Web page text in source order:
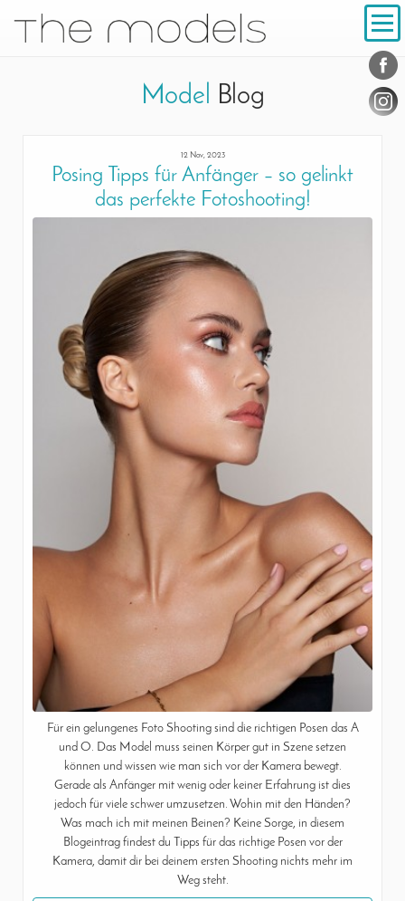
Navigation
Model Blog
12 Nov, 2023
Posing Tipps für Anfänger – so gelinkt
das perfekte Fotoshooting!
Für ein gelungenes Foto Shooting sind die richtigen Posen das A
und O. Das Model muss seinen Körper gut in Szene setzen
können und wissen wie man sich vor der Kamera bewegt.
Gerade als Anfänger mit wenig oder keiner Erfahrung ist dies
jedoch für viele schwer umzusetzen. Wohin mit den Händen?
Was mach ich mit meinen Beinen? Keine Sorge, in diesem
Blogeintrag findest du Tipps für das richtige Posen vor der
Kamera, damit dir bei deinem ersten Shooting nichts mehr im
Weg steht.